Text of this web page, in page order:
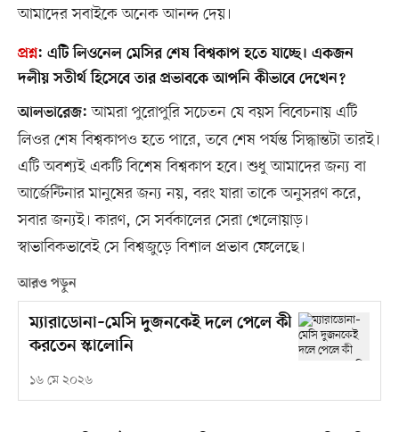
আমাদের সবাইকে অনেক আনন্দ দেয়।
প্রশ্ন: এটি লিওনেল মেসির শেষ বিশ্বকাপ হতে যাচ্ছে। একজন
দলীয় সতীর্থ হিসেবে তার প্রভাবকে আপনি কীভাবে দেখেন?
আলভারেজ: আমরা পুরোপুরি সচেতন যে বয়স বিবেচনায় এটি
লিওর শেষ বিশ্বকাপও হতে পারে, তবে শেষ পর্যন্ত সিদ্ধান্তটা তারই।
এটি অবশ্যই একটি বিশেষ বিশ্বকাপ হবে। শুধু আমাদের জন্য বা
আর্জেন্টিনার মানুষের জন্য নয়, বরং যারা তাকে অনুসরণ করে,
সবার জন্যই। কারণ, সে সর্বকালের সেরা খেলোয়াড়।
স্বাভাবিকভাবেই সে বিশ্বজুড়ে বিশাল প্রভাব ফেলেছে।
আরও পড়ুন
ম্যারাডোনা–মেসি দুজনকেই দলে পেলে কী
করতেন স্কালোনি
১৬ মে ২০২৬